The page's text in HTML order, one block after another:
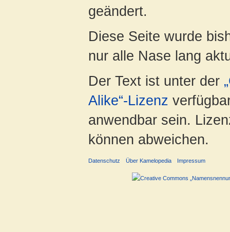
geändert.
Diese Seite wurde
nur alle Nase lang
Der Text ist unter der
Alike“-Lizenz
anwendbar sein.
können abweichen.
Datenschutz Über Kamelopedia Impressum